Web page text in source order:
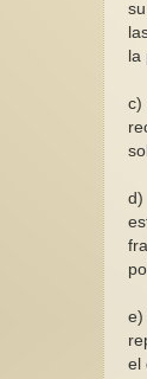
la
c)
d)
e)
el